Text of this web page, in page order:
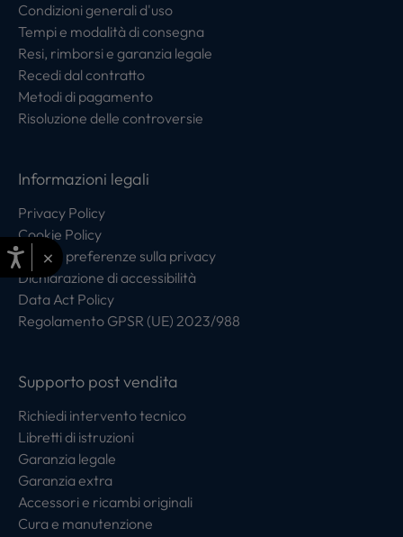
Condizioni generali d'uso
Tempi e modalità di consegna
Resi, rimborsi e garanzia legale
Recedi dal contratto
Metodi di pagamento
Risoluzione delle controversie
Informazioni legali
Privacy Policy
Cookie Policy
Centro preferenze sulla privacy
Dichiarazione di accessibilità
Data Act Policy
Regolamento GPSR (UE) 2023/988
Supporto post vendita
Richiedi intervento tecnico
Libretti di istruzioni
Garanzia legale
Garanzia extra
Accessori e ricambi originali
Cura e manutenzione
×